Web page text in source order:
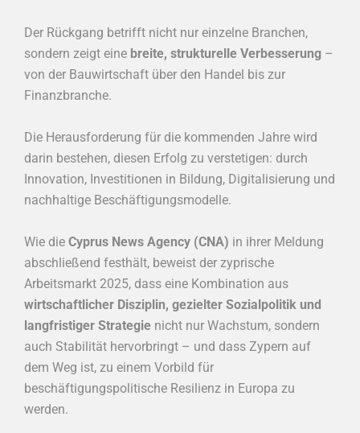
Der Rückgang betrifft nicht nur einzelne Branchen,
sondern zeigt eine breite, strukturelle Verbesserung –
von der Bauwirtschaft über den Handel bis zur
Finanzbranche.
Die Herausforderung für die kommenden Jahre wird
darin bestehen, diesen Erfolg zu verstetigen: durch
Innovation, Investitionen in Bildung, Digitalisierung und
nachhaltige Beschäftigungsmodelle.
Wie die Cyprus News Agency (CNA) in ihrer Meldung
abschließend festhält, beweist der zyprische
Arbeitsmarkt 2025, dass eine Kombination aus
wirtschaftlicher Disziplin, gezielter Sozialpolitik und
langfristiger Strategie nicht nur Wachstum, sondern
auch Stabilität hervorbringt – und dass Zypern auf
dem Weg ist, zu einem Vorbild für
beschäftigungspolitische Resilienz in Europa zu
werden.